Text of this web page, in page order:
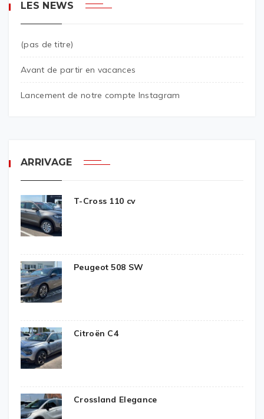
LES NEWS
(pas de titre)
Avant de partir en vacances
Lancement de notre compte Instagram
ARRIVAGE
T-Cross 110 cv
Peugeot 508 SW
Citroën C4
Crossland Elegance